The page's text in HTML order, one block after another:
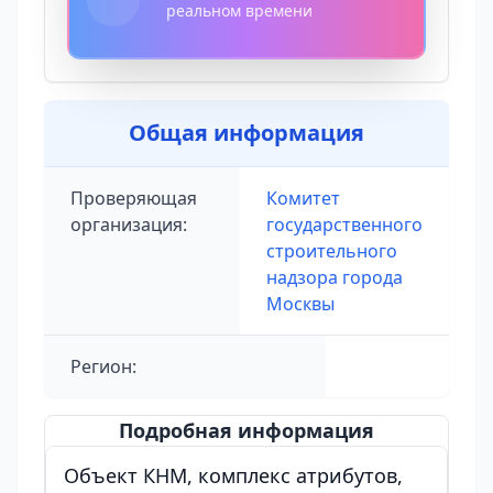
реальном времени
Общая информация
Проверяющая
организация:
Комитет
государственного
строительного
надзора города
Москвы
Регион:
Подробная информация
Объект КНМ, комплекс атрибутов,